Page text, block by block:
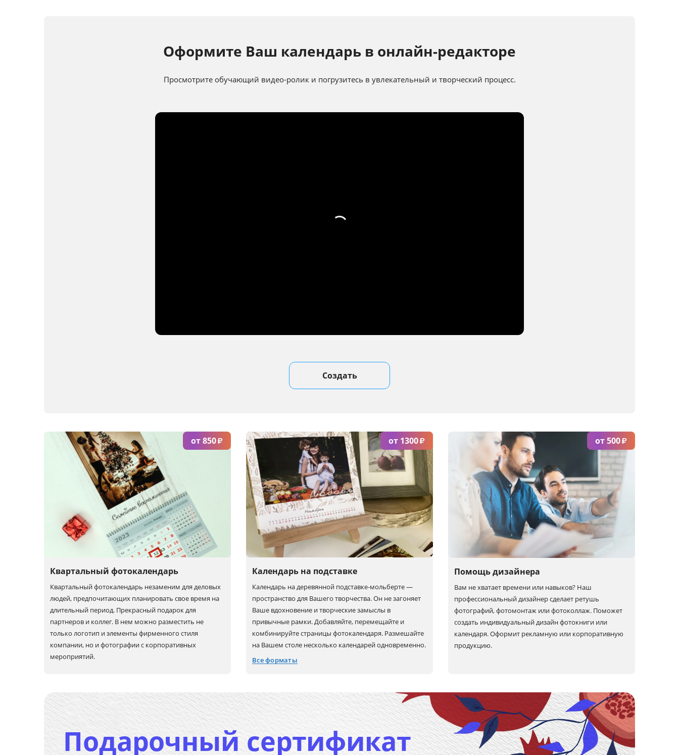
60x30 (A3+)
Оформите Ваш календарь в онлайн-редакторе
Просмотрите обучающий видео-ролик и погрузитесь в увлекательный и творческий процесс.
Создать
Квартальный фотокалендарь
от 850₽
Квартальный фотокалендарь незаменим для деловых
людей, предпочитающих планировать свое время на
длительный период. Прекрасный подарок для
партнеров и коллег. В нем можно разместить не
только логотип и элементы фирменного стиля
компании, но и фотографии с корпоративных
мероприятий.
Календарь на подставке
от 1300₽
Календарь на деревянной подставке-мольберте —
пространство для Вашего творчества. Он не загоняет
Ваше вдохновение и творческие замыслы в
привычные рамки. Добавляйте, перемещайте и
комбинируйте страницы фотокалендаря. Размешайте
на Вашем столе несколько календарей одновременно.
Все форматы
10x15
Помощь дизайнера
от 500₽
Вам не хватает времени или навыков? Наш
профессиональный дизайнер сделает ретушь
фотографий, фотомонтаж или фотоколлаж. Поможет
создать индивидуальный дизайн фотокниги или
календаря. Оформит рекламную или корпоративную
продукцию.
Подарочный сертификат